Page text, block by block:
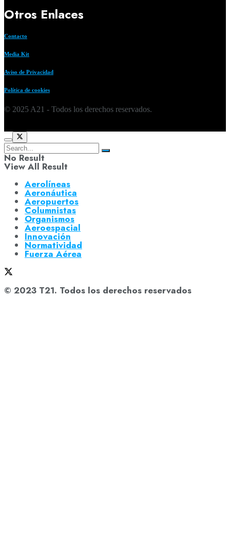
Otros Enlaces
Contacto
Media Kit
Aviso de Privacidad
Política de cookies
© 2025 A21 - Todos los derechos reservados.
No Result
View All Result
Aerolíneas
Aeronáutica
Aeropuertos
Columnistas
Organismos
Aeroespacial
Innovación
Normatividad
Fuerza Aérea
© 2023 T21. Todos los derechos reservados